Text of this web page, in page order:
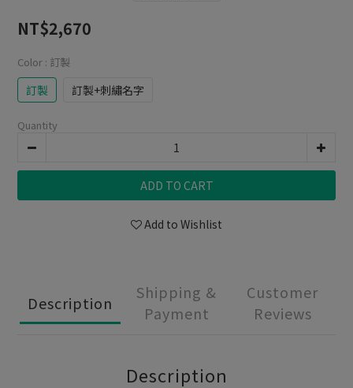
NT$2,670
Color : 訂製
訂製 訂製+刺繡名字
Quantity
ADD TO CART
Add to Wishlist
Description
Shipping &
Payment
Customer
Reviews
Description